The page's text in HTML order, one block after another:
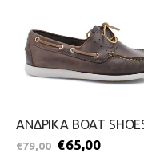
€79,00 €65,00